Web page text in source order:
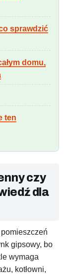
sprawdzić
domu,
ten
czy
dla
gipsowy, bo
wymaga
kotłowni,